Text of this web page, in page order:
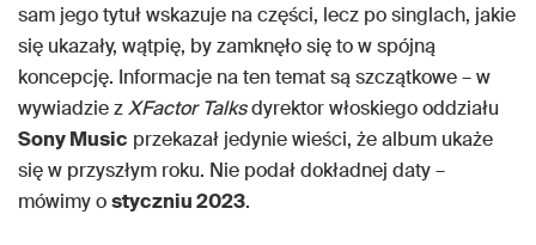
sam jego tytuł wskazuje na części, lecz po singlach, jakie
się ukazały, wątpię, by zamknęło się to w spójną
koncepcję. Informacje na ten temat są szczątkowe – w
wywiadzie zXFactor Talksdyrektor włoskiego oddziału
Sony Music przekazał jedynie wieści, że album ukaże
się w przyszłym roku. Nie podał dokładnej daty –
mówimy ostyczniu 2023.